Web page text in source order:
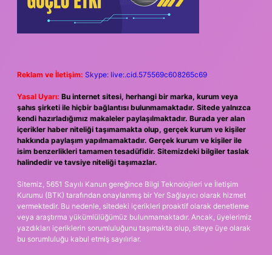
Reklam ve İletişim: Skype: live:.cid.575569c608265c69
Yasal Uyarı: Bu internet sitesi, herhangi bir marka, kurum veya
şahıs şirketi ile hiçbir bağlantısı bulunmamaktadır. Sitede yalnızca
kendi hazırladığımız makaleler paylaşılmaktadır. Burada yer alan
içerikler haber niteliği taşımamakta olup, gerçek kurum ve kişiler
hakkında paylaşım yapılmamaktadır. Gerçek kurum ve kişiler ile
isim benzerlikleri tamamen tesadüfidir. Sitemizdeki bilgiler taslak
halindedir ve tavsiye niteliği taşımazlar.
Sitemiz, 5651 Sayılı Kanun gereğince Bilgi Teknolojileri ve İletişim
Kurumu (BTK) tarafından onaylanmış bir Yer Sağlayıcı olarak hizmet
vermektedir. Bu nedenle, sitedeki içerikleri proaktif olarak denetleme
veya araştırma yükümlülüğümüz bulunmamaktadır. Ancak, üyelerimiz
yazdıkları içeriklerin sorumluluğunu taşımakta olup, siteye üye olarak
bu sorumluluğu kabul etmiş sayılırlar.